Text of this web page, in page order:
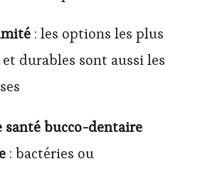
: les options les plus
durables sont aussi les
santé bucco-dentaire
: bactéries ou